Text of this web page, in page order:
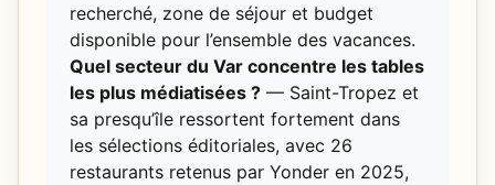
recherché, zone de séjour et budget
disponible pour l’ensemble des vacances.
Quel secteur du Var concentre les tables
les plus médiatisées ? — Saint-Tropez et
sa presqu’île ressortent fortement dans
les sélections éditoriales, avec 26
restaurants retenus par Yonder en 2025,